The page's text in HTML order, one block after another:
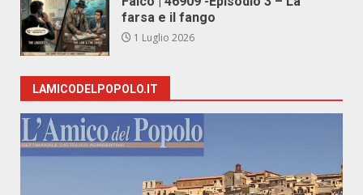
farsa e il fango
1 Luglio 2026
LAMICODELPOPOLO.IT